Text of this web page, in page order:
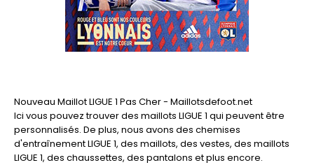
Nouveau Maillot LIGUE 1 Pas Cher - Maillotsdefoot.net
Ici vous pouvez trouver des maillots LIGUE 1 qui peuvent être
personnalisés. De plus, nous avons des chemises
d'entraînement LIGUE 1, des maillots, des vestes, des maillots
LIGUE 1, des chaussettes, des pantalons et plus encore.